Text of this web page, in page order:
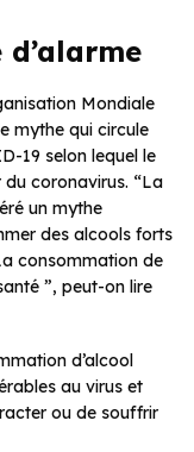
d’alarme
Mondiale
mythe qui circule
19 selon lequel le
coronavirus. “La
un mythe
des alcools forts
consommation de
”, peut-on lire
d’alcool
au virus et
ou de souffrir